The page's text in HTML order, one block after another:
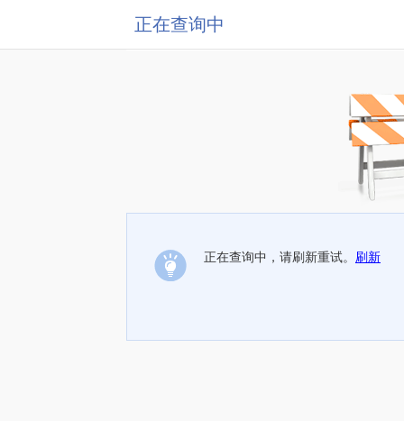
正在查询中
正在查询中，请刷新重试。 刷新